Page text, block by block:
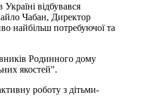
відбувався
Чабан, Директор
найбільш потребуючої та
Родинного дому
якостей".
роботу з дітьми-